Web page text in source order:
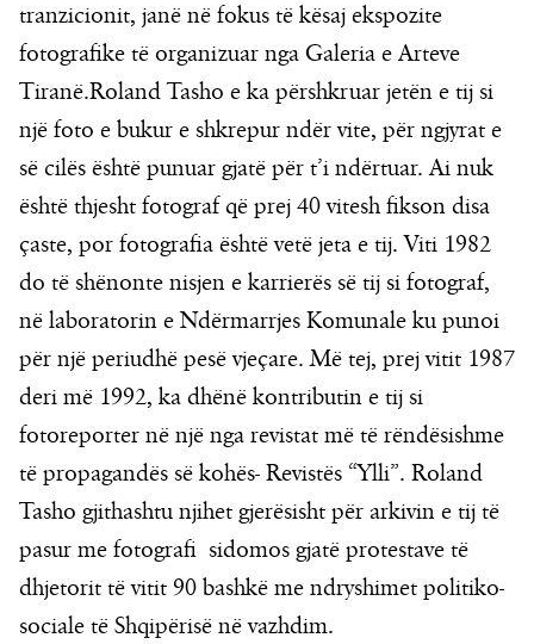
tranzicionit, janë në fokus të kësaj ekspozite
fotografike të organizuar nga Galeria e Arteve
Tiranë.Roland Tasho e ka përshkruar jetën e tij si
një foto e bukur e shkrepur ndër vite, për ngjyrat e
së cilës është punuar gjatë për t’i ndërtuar. Ai nuk
është thjesht fotograf që prej 40 vitesh fikson disa
çaste, por fotografia është vetë jeta e tij. Viti 1982
do të shënonte nisjen e karrierës së tij si fotograf,
në laboratorin e Ndërmarrjes Komunale ku punoi
për një periudhë pesë vjeçare. Më tej, prej vitit 1987
deri më 1992, ka dhënë kontributin e tij si
fotoreporter në një nga revistat më të rëndësishme
të propagandës së kohës- Revistës “Ylli”. Roland
Tasho gjithashtu njihet gjerësisht për arkivin e tij të
pasur me fotografi sidomos gjatë protestave të
dhjetorit të vitit 90 bashkë me ndryshimet politiko-
sociale të Shqipërisë në vazhdim.